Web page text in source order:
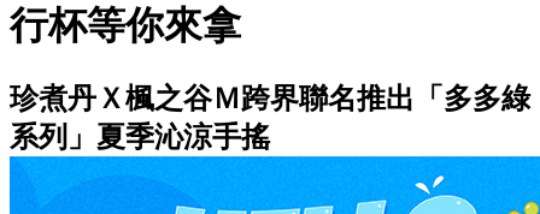
行杯等你來拿
珍煮丹Ｘ楓之谷Ｍ跨界聯名推出「多多綠
系列」夏季沁涼手搖